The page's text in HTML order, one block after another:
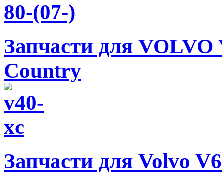
Запчасти для VOLVO
Country
Запчасти для Volvo